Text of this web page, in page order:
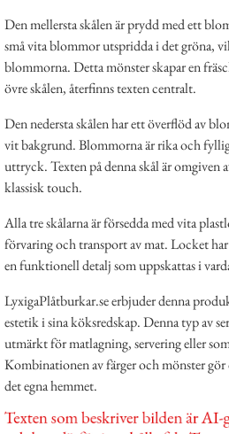
Den mellersta skålen är prydd med ett
små vita blommor utspridda i det gröna,
blommorna. Detta mönster skapar en
övre skålen, återfinns texten centralt.
Den nedersta skålen har ett överflöd av
vit bakgrund. Blommorna är rika och
uttryck. Texten på denna skål är omgiven
klassisk touch.
Alla tre skålarna är försedda med vita
förvaring och transport av mat. Locket
en funktionell detalj som uppskattas i
LyxigaPlåtburkar.se erbjuder denna
estetik i sina köksredskap. Denna typ av
utmärkt för matlagning, servering eller
Kombinationen av färger och mönster
det egna hemmet.